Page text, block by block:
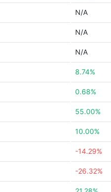
N/A
N/A
N/A
8.74%
0.68%
55.00%
10.00%
-14.29%
-26.32%